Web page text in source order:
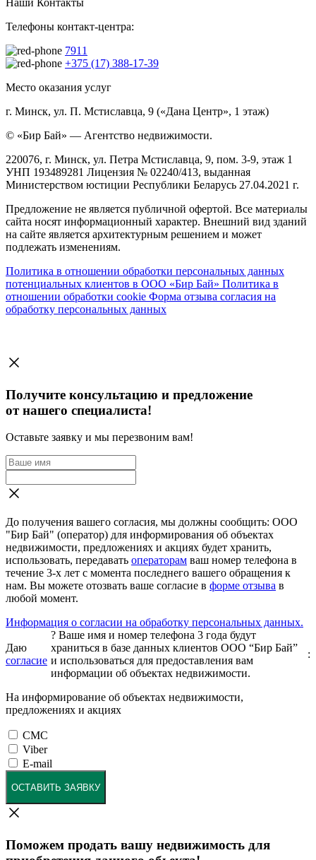
Наши Контакты
Телефоны контакт-центра:
7911
+375 (17) 388-17-39
Место оказания услуг
г. Минск, ул. П. Мстиславца, 9 («Дана Центр», 1 этаж)
© «Бир Бай» — Агентство недвижимости.
220076, г. Минск, ул. Петра Мстиславца, 9, пом. 3-9, этаж 1
УНП 193489281 Лицензия № 02240/413, выданная
Министерством юстиции Республики Беларусь 27.04.2021 г.
Предложение не является публичной офертой. Все материалы
сайта носят информационный характер. Внешний вид зданий
на сайте является архитектурным решением и может
подлежать изменениям.
Политика в отношении обработки персональных данных
потенциальных клиентов в ООО «Бир Бай» Политика в
отношении обработки cookie Форма отзыва согласия на
обработку персональных данных
Получите консультацию и предложение
от нашего специалиста!
Оставьте заявку и мы перезвоним вам!
До получения вашего согласия, мы должны сообщить: ООО
"Бир Бай" (оператор) для информирования об объектах
недвижимости, предложениях и акциях будет хранить,
использовать, передавать операторам ваш номер телефона в
течение 3-х лет с момента последнего вашего обращения к
нам. Вы можете отозвать ваше согласие в форме отзыва в
любой момент.
Информация о согласии на обработку персональных данных.
Даю
согласие
? Ваше имя и номер телефона 3 года будут
храниться в базе данных клиентов ООО “Бир Бай”
и использоваться для предоставления вам
информации об объектах недвижимости.
:
На информирование об объектах недвижимости,
предложениях и акциях
СМС
Viber
E-mail
ОСТАВИТЬ ЗАЯВКУ
Поможем продать вашу недвижимость для